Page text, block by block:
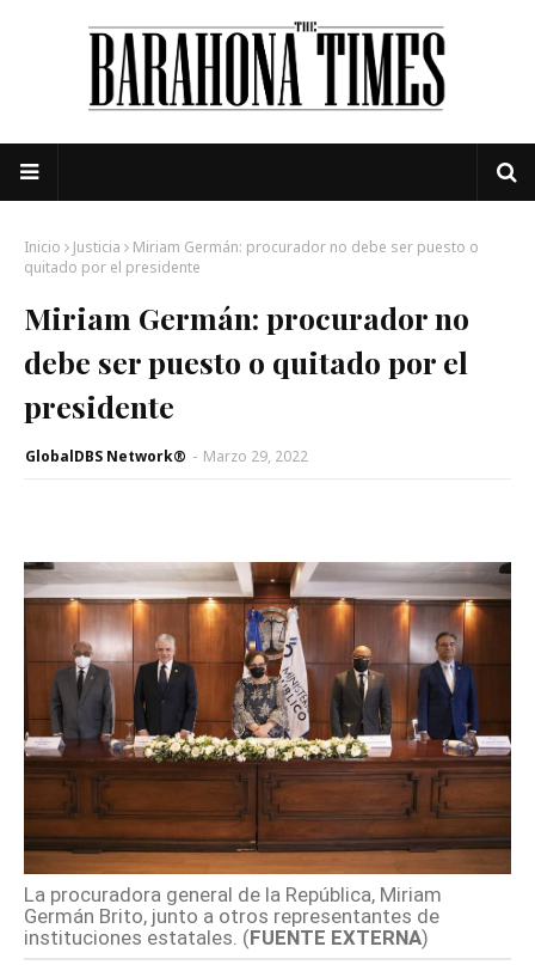
Inicio Justicia
Miriam Germán: procurador no debe ser puesto o
quitado por el presidente
Miriam Germán: procurador no
debe ser puesto o quitado por el
presidente
GlobalDBS Network® - Marzo 29, 2022
La procuradora general de la República, Miriam
Germán Brito, junto a otros representantes de
instituciones estatales. (FUENTE EXTERNA)